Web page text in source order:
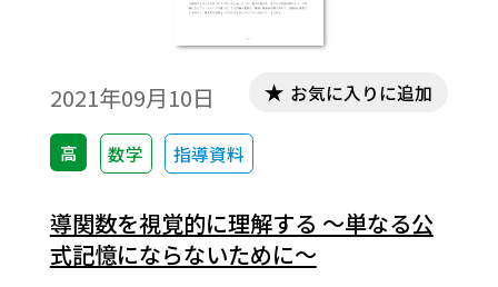
2021年09月10日
高 数学 指導資料
お気に入りに追加
導関数を視覚的に理解する ～単なる公
式記憶にならないために～